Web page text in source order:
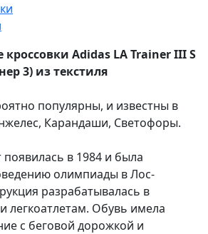
Adidas LA Trainer III S
3) из текстиля
популярны, и известны в
Карандаши, Светофоры.
в 1984 и была
олимпиады в Лос-
разрабатывалась в
легкоатлетам. Обувь имела
с беговой дорожкой и